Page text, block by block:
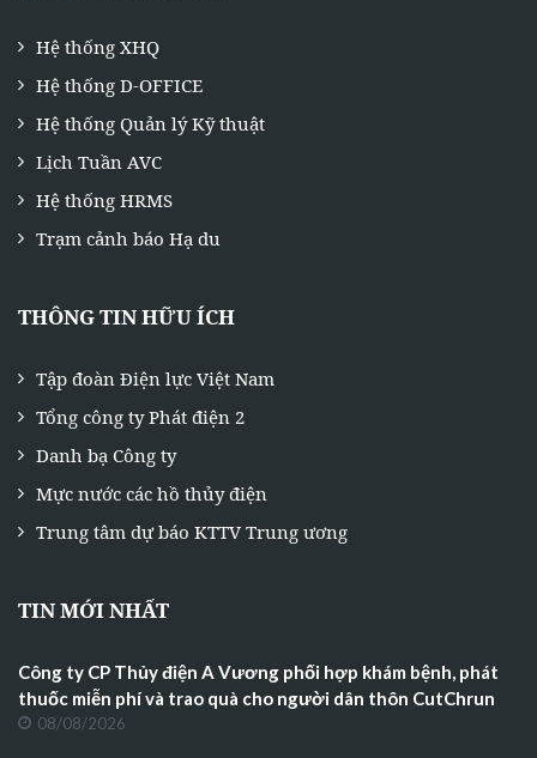
Hệ thống XHQ
Hệ thống D-OFFICE
Hệ thống Quản lý Kỹ thuật
Lịch Tuần AVC
Hệ thống HRMS
Trạm cảnh báo Hạ du
THÔNG TIN HỮU ÍCH
Tập đoàn Điện lực Việt Nam
Tổng công ty Phát điện 2
Danh bạ Công ty
Mực nước các hồ thủy điện
Trung tâm dự báo KTTV Trung ương
TIN MỚI NHẤT
Công ty CP Thủy điện A Vương phối hợp khám bệnh, phát
thuốc miễn phí và trao quà cho người dân thôn CutChrun
08/08/2026